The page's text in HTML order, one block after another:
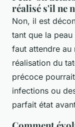
réalisé s'il ne
Non, il est
tant que la peau
faut attendre au
réalisation du
précoce
infections ou
parfait état